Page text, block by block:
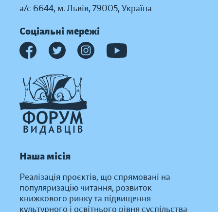
а/с 6644, м. Львів, 79005, Україна
Соціальні мережі
Наша місія
Реалізація проєктів, що спрямовані на
популяризацію читання, розвиток
книжкового ринку та підвищення
культурного і освітнього рівня суспільства